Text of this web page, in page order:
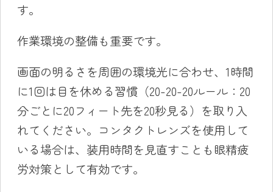
す。
作業環境の整備も重要です。
画面の明るさを周囲の環境光に合わせ、1時間
に1回は目を休める習慣（20-20-20ルール：20
分ごとに20フィート先を20秒見る）を取り入
れてください。コンタクトレンズを使用して
いる場合は、装用時間を見直すことも眼精疲
労対策として有効です。